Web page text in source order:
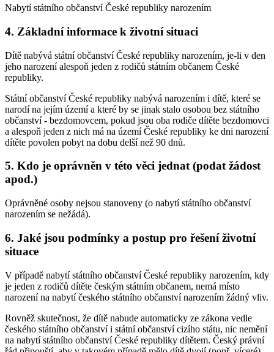
Nabytí státního občanství České republiky narozením
4. Základní informace k životní situaci
Dítě nabývá státní občanství České republiky narozením, je-li v den
jeho narození alespoň jeden z rodičů státním občanem České
republiky.
Státní občanství České republiky nabývá narozením i dítě, které se
narodí na jejím území a které by se jinak stalo osobou bez státního
občanství - bezdomovcem, pokud jsou oba rodiče dítěte bezdomovci
a alespoň jeden z nich má na území České republiky ke dni narození
dítěte povolen pobyt na dobu delší než 90 dnů.
5. Kdo je oprávněn v této věci jednat (podat žádost
apod.)
Oprávněné osoby nejsou stanoveny (o nabytí státního občanství
narozením se nežádá).
6. Jaké jsou podmínky a postup pro řešení životní
situace
V případě nabytí státního občanství České republiky narozením, kdy
je jeden z rodičů dítěte českým státním občanem, nemá místo
narození na nabytí českého státního občanství narozením žádný vliv.
Rovněž skutečnost, že dítě nabude automaticky ze zákona vedle
českého státního občanství i státní občanství cizího státu, nic nemění
na nabytí státního občanství České republiky dítětem. Český právní